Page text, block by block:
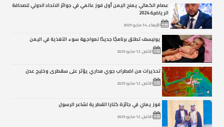
عصام الكمالي يمنح اليمن أول فوز عالمي في جوائز الاتحاد الدولي للصحافة
الرياضية 2024
الأربعاء, 14-مايو-2025
يونيسف تطلق برنامجًا جديدًا لمواجهة سوء التغذية في اليمن
الاثنين, 12-مايو-2025
تحذيرات من اضطراب جوي مداري يؤثر على سقطرى وخليج عدن
الاثنين, 12-مايو-2025
فوز يمني في جائزة كتارا القطرية لشاعر الرسول
الاثنين, 12-مايو-2025